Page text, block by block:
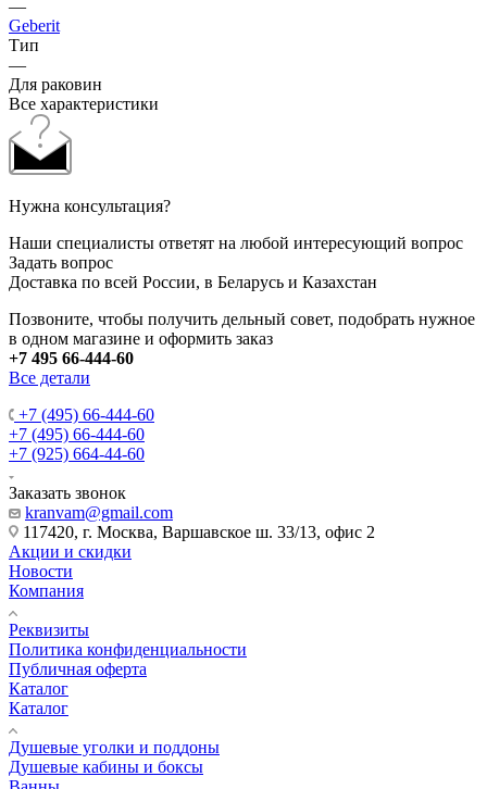
—
Geberit
Тип
—
Для раковин
Все характеристики
Нужна консультация?
Наши специалисты ответят на любой интересующий вопрос
Задать вопрос
Доставка по всей России, в Беларусь и Казахстан
Позвоните, чтобы получить дельный совет, подобрать нужное
в одном магазине и оформить заказ
+7 495 66-444-60
Все детали
+7 (495) 66-444-60
+7 (495) 66-444-60
+7 (925) 664-44-60
Заказать звонок
kranvam@gmail.com
117420, г. Москва, Варшавское ш. 33/13, офис 2
Акции и скидки
Новости
Компания
Реквизиты
Политика конфиденциальности
Публичная оферта
Каталог
Каталог
Душевые уголки и поддоны
Душевые кабины и боксы